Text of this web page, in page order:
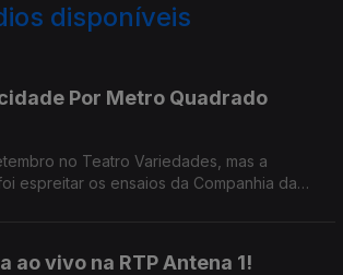
disponíveis
Por Metro Quadrado
no Teatro Variedades, mas a
espreitar os ensaios da Companhia da
ao vivo na RTP Antena 1!